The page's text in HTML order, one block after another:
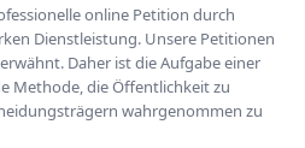
online Petition durch
Dienstleistung. Unsere Petitionen
Daher ist die Aufgabe einer
Methode, die Öffentlichkeit zu
wahrgenommen zu